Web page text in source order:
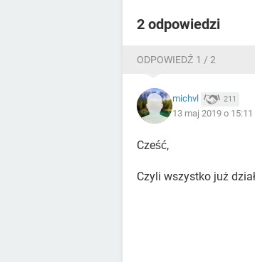
2 odpowiedzi
ODPOWIEDŹ 1 / 2
michvl 211
13 maj 2019 o 15:11
Cześć,
Czyli wszystko już